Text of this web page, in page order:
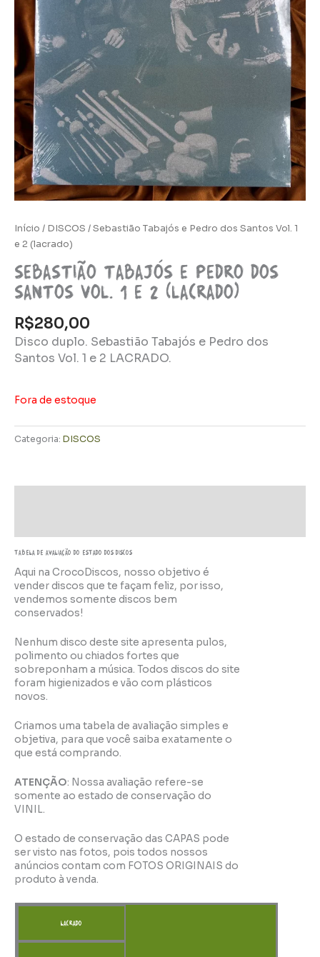
Início / DISCOS / Sebastião Tabajós e Pedro dos Santos Vol. 1
e 2 (lacrado)
Sebastião Tabajós e Pedro dos
Santos Vol. 1 e 2 (lacrado)
R$280,00
Disco duplo. Sebastião Tabajós e Pedro dos
Santos Vol. 1 e 2 LACRADO.
Fora de estoque
Categoria: DISCOS
TABELA DE AVALIAÇÃo do estado dos discos
Aqui na CrocoDiscos, nosso objetivo é
vender discos que te façam feliz, por isso,
vendemos somente discos bem
conservados!
Nenhum disco deste site apresenta pulos,
polimento ou chiados fortes que
sobreponham a música. Todos discos do site
foram higienizados e vão com plásticos
novos.
Criamos uma tabela de avaliação simples e
objetiva, para que você saiba exatamente o
que está comprando.
ATENÇÃO: Nossa avaliação refere-se
somente ao estado de conservação do
VINIL.
O estado de conservação das CAPAS pode
ser visto nas fotos, pois todos nossos
anúncios contam com FOTOS ORIGINAIS do
produto à venda.
LACRADO